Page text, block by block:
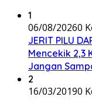
1
06/08/20260
JERIT PILU
Mencekik 2,3
Jangan
2
16/03/20190